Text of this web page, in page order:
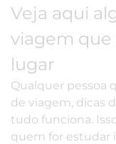
Veja aqui
viagem
lugar
Qualquer pessoa
de viagem, dicas
tudo funciona.
quem for estudar